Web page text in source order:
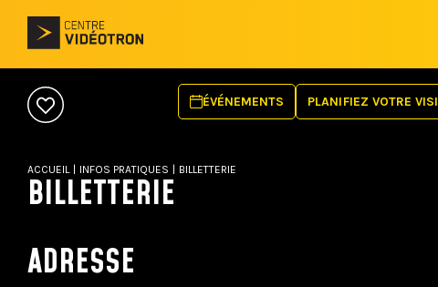
ÉVÉNEMENTS
PLANIFIEZ VOTRE
ACCUEIL INFOS PRATIQUES BILLETTERIE
BILLETTERIE
ADRESSE